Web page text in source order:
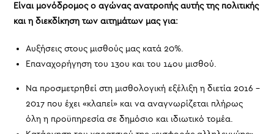
Είναι μονόδρομος ο αγώνας ανατροπής αυτής της πολιτικής
και η διεκδίκηση των αιτημάτων μας για:
Αυξήσεις στους μισθούς μας κατά 20%.
Επαναχορήγηση του 13ου και του 14ου μισθού.
Να προσμετρηθεί στη μισθολογική εξέλιξη η διετία 2016 –
2017 που έχει «κλαπεί» και να αναγνωρίζεται πλήρως
όλη η προϋπηρεσία σε δημόσιο και ιδιωτικό τομέα.